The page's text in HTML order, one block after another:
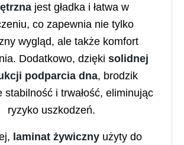
jest gładka i łatwa w
co zapewnia nie tylko
wygląd, ale także komfort
Dodatkowo, dzięki solidnej
podparcia dna, brodzik
stabilność i trwałość, eliminując
ryzyko uszkodzeń.
laminat żywiczny użyty do